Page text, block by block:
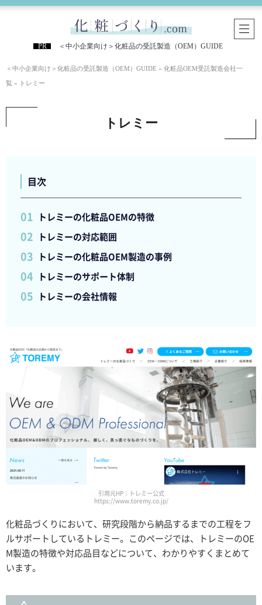
＜中小企業向け＞化粧品の受託製造（OEM）GUIDE
＜中小企業向け＞化粧品の受託製造（OEM）GUIDE » 化粧品OEM受託製造会社一
覧 » トレミー
トレミー
目次
トレミーの化粧品OEMの特徴
トレミーの対応範囲
トレミーの化粧品OEM製造の事例
トレミーのサポート体制
トレミーの会社情報
引用元HP：トレミー公式
https://www.toremy.co.jp/
化粧品づくりにおいて、研究段階から納品するまでの工程をフ
ルサポートしているトレミー。このページでは、トレミーのOE
M製造の特徴や対応品目などについて、わかりやすくまとめて
います。